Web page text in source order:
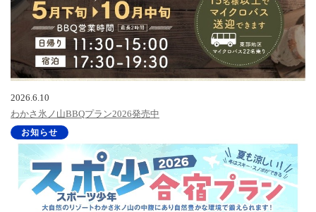
2026.6.10
わかさ氷ノ山BBQプラン2026発売中
お知らせ